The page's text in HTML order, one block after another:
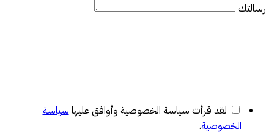
رسالتك
لقد قرأت سياسة الخصوصية وأوافق عليها سياسة
الخصوصية.